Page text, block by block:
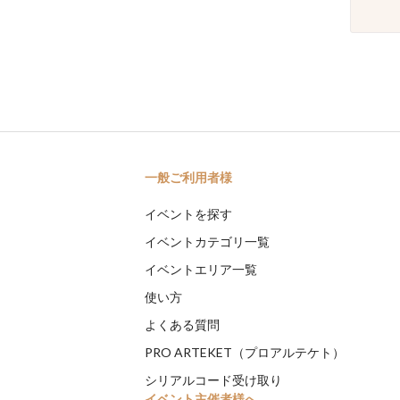
一般ご利用者様
イベントを探す
イベントカテゴリ一覧
イベントエリア一覧
使い方
よくある質問
PRO ARTEKET（プロアルテケト）
シリアルコード受け取り